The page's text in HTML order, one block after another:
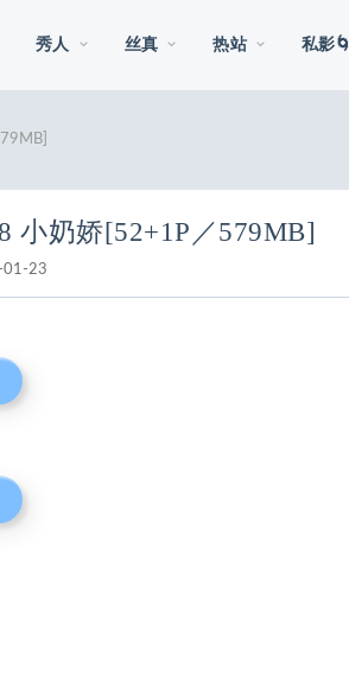
秀人 丝真 热站 私影🌀
小奶娇[52+1P／579MB]
23